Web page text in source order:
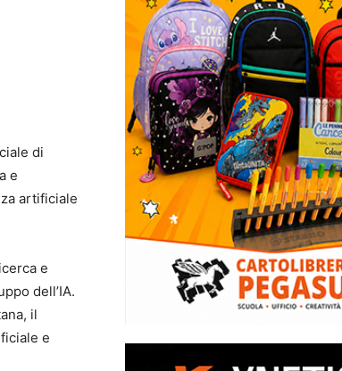
di
e
artificiale
e
dell’IA.
il
e